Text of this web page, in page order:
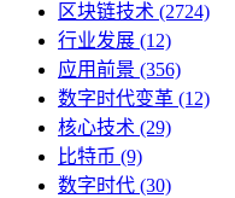
区块链技术 (2724)
行业发展 (12)
应用前景 (356)
数字时代变革 (12)
核心技术 (29)
比特币 (9)
数字时代 (30)